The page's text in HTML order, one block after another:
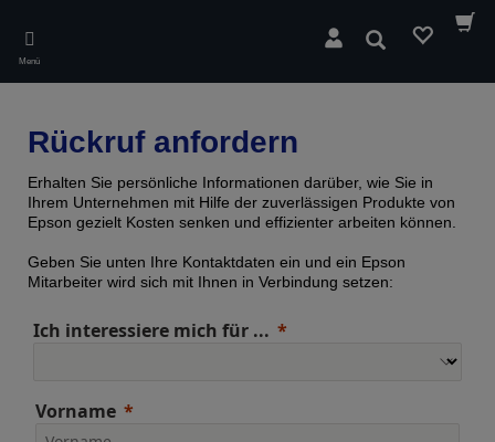
main
content
Menü
Suchen
Rückruf anfordern
Erhalten Sie persönliche Informationen darüber, wie Sie in
Ihrem Unternehmen mit Hilfe der zuverlässigen Produkte von
Epson gezielt Kosten senken und effizienter arbeiten können.
Geben Sie unten Ihre Kontaktdaten ein und ein Epson
Mitarbeiter wird sich mit Ihnen in Verbindung setzen:
Ich interessiere mich für ...
Vorname